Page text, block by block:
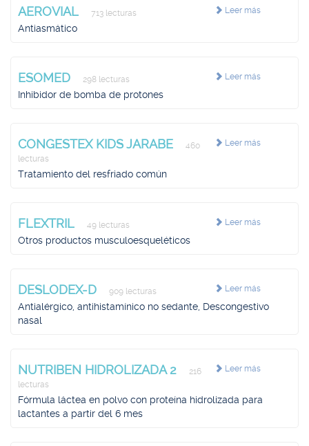
Leer más
AEROVIAL 713 lecturas
Antiasmático
Leer más
ESOMED 298 lecturas
Inhibidor de bomba de protones
Leer más
CONGESTEX KIDS JARABE
460
lecturas
Tratamiento del resfriado común
Leer más
FLEXTRIL 49 lecturas
Otros productos musculoesqueléticos
Leer más
DESLODEX-D 909 lecturas
Antialérgico, antihistamínico no sedante, Descongestivo
nasal
Leer más
NUTRIBEN HIDROLIZADA 2
216
lecturas
Fórmula láctea en polvo con proteína hidrolizada para
lactantes a partir del 6 mes